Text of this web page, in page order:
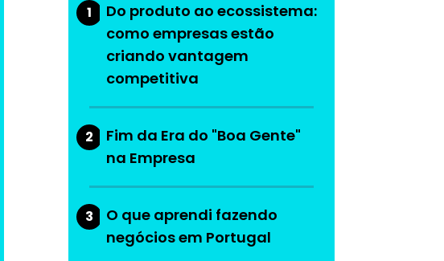
1
Do produto ao ecossistema:
como empresas estão
criando vantagem
competitiva
2
Fim da Era do "Boa Gente"
na Empresa
3
O que aprendi fazendo
negócios em Portugal